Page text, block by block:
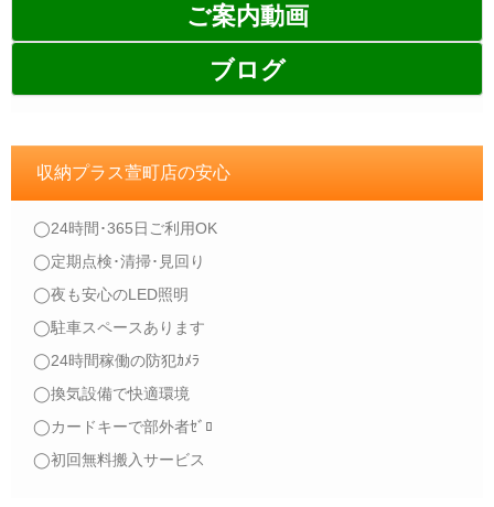
ご案内動画
ブログ
収納プラス萱町店の安心
◯24時間･365日ご利用OK
◯定期点検･清掃･見回り
◯夜も安心のLED照明
◯駐車スペースあります
◯24時間稼働の防犯ｶﾒﾗ
◯換気設備で快適環境
◯カードキーで部外者ｾﾞﾛ
◯初回無料搬入サービス